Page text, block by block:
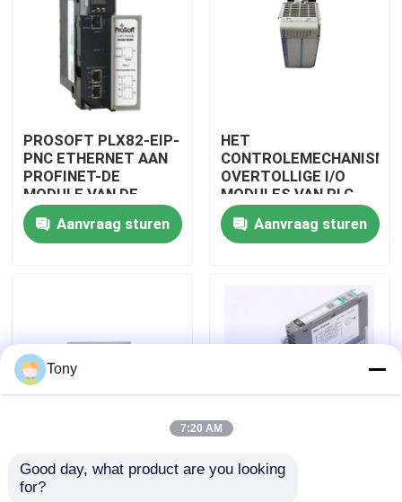
Producten
Over ons
Fabriekstocht
Kwaliteitscontrole
Programmeerbare PLC van het
Allen Bradley-PLC Module
ABB PLC module
PROSOFT PLX82-EIP-
PNC ETHERNET AAN
PROFINET-DE
MODULE VAN DE
CONTROLEMECHANISMEgateway
Aanvraag sturen
HET
CONTROLEMECHANISME
OVERTOLLIGE I/O
MODULES VAN PLC
1715-OF8I
Aanvraag sturen
CONTROLEMECHANISME
OVERTOLLIGE I/O
HET
Tony
7:20 AM
Good day, what product are you looking
for?